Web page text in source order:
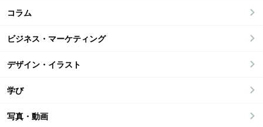
コラム
ビジネス・マーケティング
デザイン・イラスト
学び
写真・動画